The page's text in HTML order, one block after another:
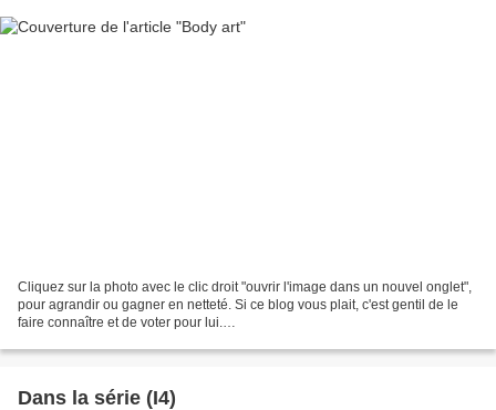
Cliquez sur la photo avec le clic droit "ouvrir l'image dans un nouvel onglet",
pour agrandir ou gagner en netteté. Si ce blog vous plait, c'est gentil de le
faire connaître et de voter pour lui.
Dans la série (I4)